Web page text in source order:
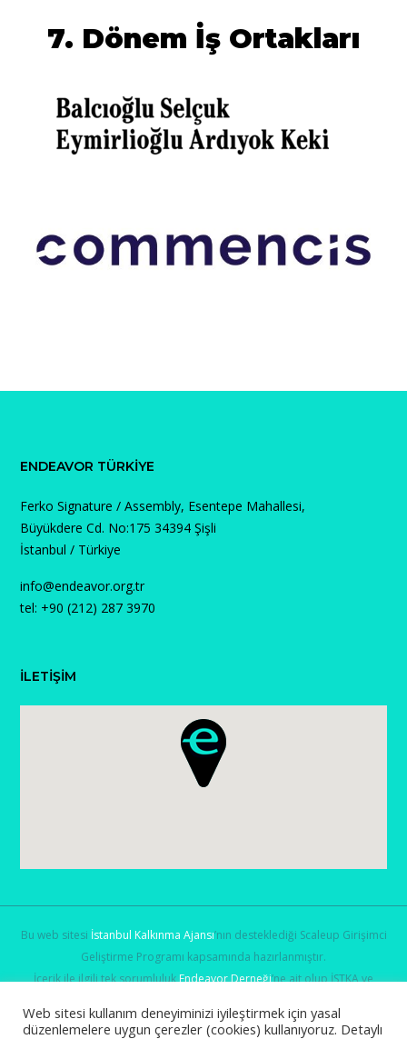
7. Dönem İş Ortakları
ENDEAVOR TÜRKIYE
Ferko Signature / Assembly, Esentepe Mahallesi,
Büyükdere Cd. No:175 34394 Şişli
İstanbul / Türkiye
info@endeavor.org.tr
tel: +90 (212) 287 3970
İLETİŞİM
Bu web sitesi İstanbul Kalkınma Ajansı’nın desteklediği Scaleup Girişimci
Geliştirme Programı kapsamında hazırlanmıştır.
İçerik ile ilgili tek sorumlulukEndeavor Derneği’ne ait olup İSTKA ve
Web sitesi kullanım deneyiminizi iyileştirmek için yasal
düzenlemelere uygun çerezler (cookies) kullanıyoruz. Detaylı